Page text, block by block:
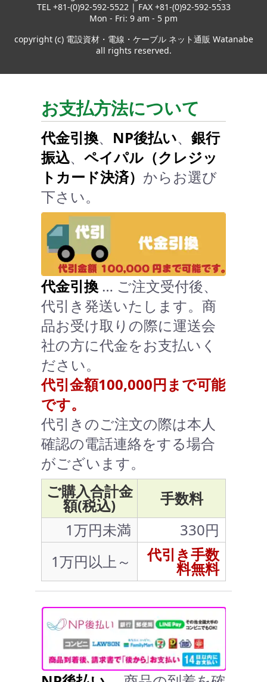
TEL +81-(0)92-592-5522 | FAX +81-(0)92-592-5533
Mon - Fri: 9 am - 5 pm
copyright (c) 電設資材・電線・ケーブル ネット通販 Watanabe
all rights reserved.
お支払方法について
代金引換、 NP後払い、 銀行
振込、 ペイパル（クレジッ
トカード決済） からお選び
下さい。
代金引換 … ご注文受付後、
代引き発送いたします。商
品お受け取りの際に運送会
社の方に代金をお支払いく
ださい。
代引金額100,000円まで可能
です。
代引きのご注文の際は本人
確認の電話連絡をする場合
がございます。
ご購入合計金
額(税込)
手数料
1万円未満
330円
1万円以上～
代引き手数
料無料